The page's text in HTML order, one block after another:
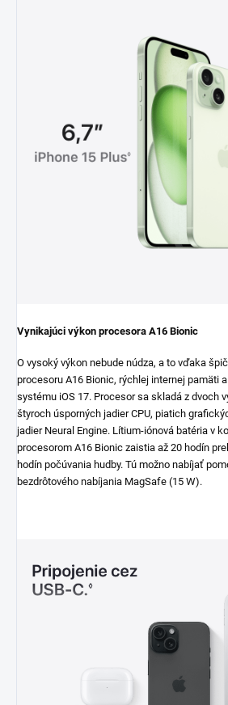
Vynikajúci výkon procesora A16 Bionic
O vysoký výkon nebude núdza, a to vďaka
procesoru A16 Bionic, rýchlej internej pamäti
systému iOS 17. Procesor sa skladá z dvoch
štyroch úsporných jadier CPU, piatich
jadier Neural Engine. Lítium-iónová batéria v
procesorom A16 Bionic zaistia až 20 hodín
hodín počúvania hudby. Tú možno nabíjať
bezdrôtového nabíjania MagSafe (15 W).